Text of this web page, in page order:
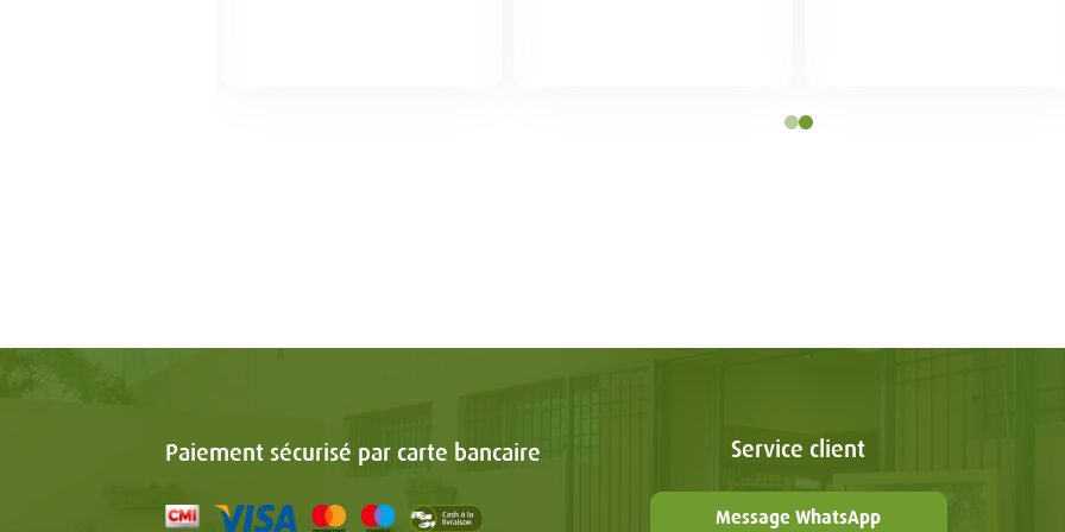
Paiement sécurisé par carte bancaire Service client
Message WhatsApp